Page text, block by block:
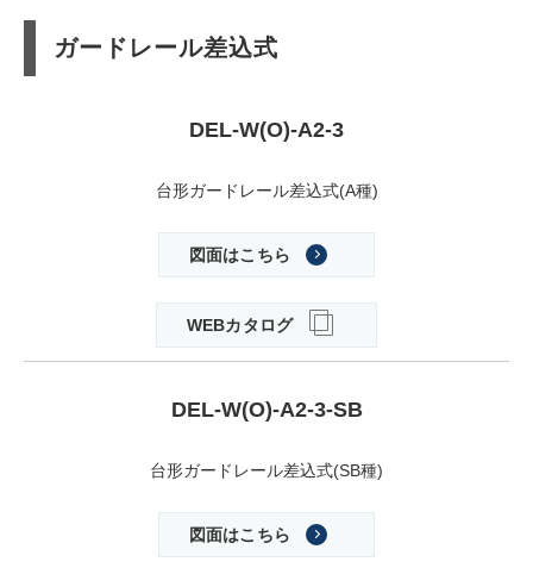
ガードレール差込式
DEL-W(O)-A2-3
台形ガードレール差込式(A種)
図面はこちら
WEBカタログ
DEL-W(O)-A2-3-SB
台形ガードレール差込式(SB種)
図面はこちら